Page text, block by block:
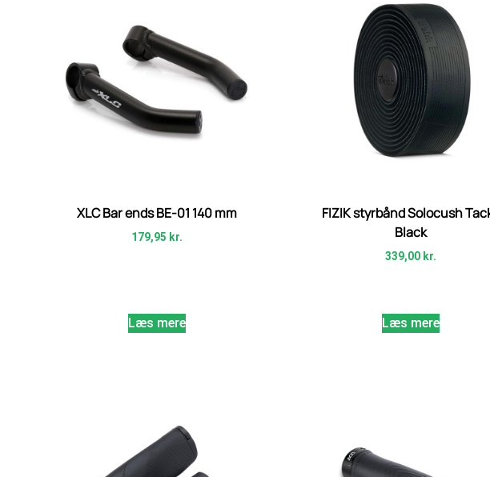
XLC Bar ends BE-01 140 mm
179,95 kr.
Læs mere
FIZIK styrbånd Solocush
Black
339,00 kr.
Læs mere